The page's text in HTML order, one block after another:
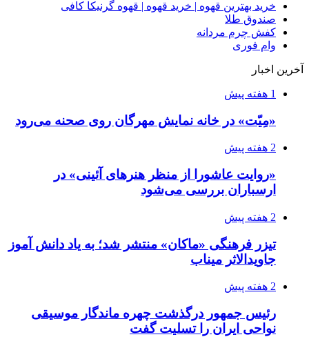
خرید بهترین قهوه | خرید قهوه | قهوه گرنیکا کافی
صندوق طلا
کفش چرم مردانه
وام فوری
آخرین اخبار
1 هفته پیش
«مِیّت» در خانه نمایش مهرگان روی صحنه می‌رود
2 هفته پیش
«روایت عاشورا از منظر هنرهای آئینی» در
ارسباران بررسی می‌شود
2 هفته پیش
تیزر فرهنگی «ماکان» منتشر شد؛ به یاد دانش آموز
جاویدالاثر میناب
2 هفته پیش
رئیس جمهور درگذشت چهره ماندگار موسیقی
نواحی ایران را تسلیت گفت